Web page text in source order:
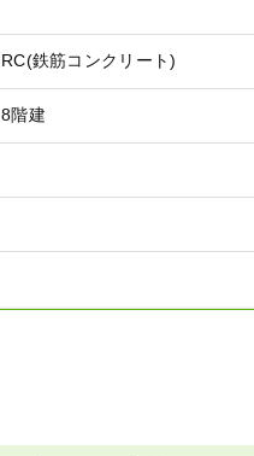
RC(鉄筋コンクリート)
8階建